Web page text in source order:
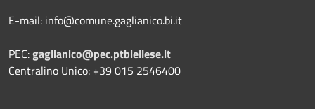
E-mail: info@comune.gaglianico.bi.it
PEC:gaglianico@pec.ptbiellese.it
Centralino Unico: +39 015 2546400